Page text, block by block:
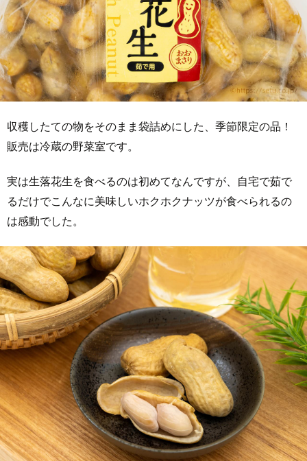
収穫したての物をそのまま袋詰めにした、季節限定の品！
販売は冷蔵の野菜室です。
実は生落花生を食べるのは初めてなんですが、自宅で茹で
るだけでこんなに美味しいホクホクナッツが食べられるの
は感動でした。